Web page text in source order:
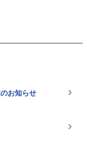
お知らせ